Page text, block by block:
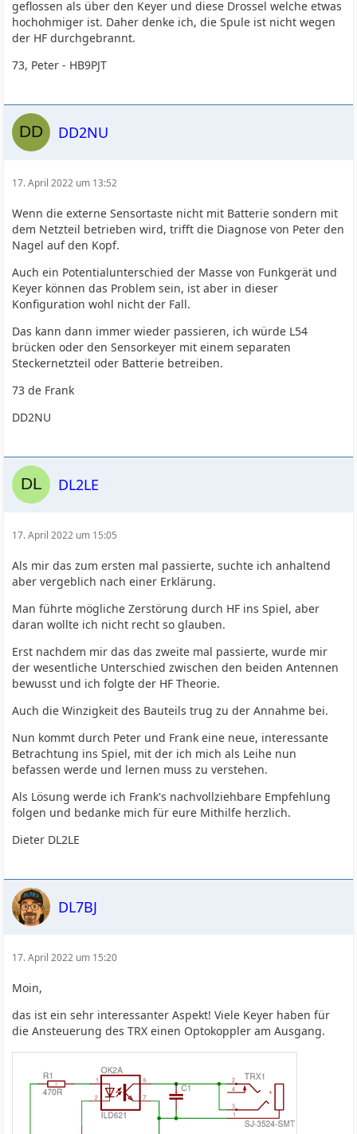
geflossen als über den Keyer und diese Drossel welche etwas
hochohmiger ist. Daher denke ich, die Spule ist nicht wegen
der HF durchgebrannt.
73, Peter - HB9PJT
DD2NU
17. April 2022 um 13:52
Wenn die externe Sensortaste nicht mit Batterie sondern mit
dem Netzteil betrieben wird, trifft die Diagnose von Peter den
Nagel auf den Kopf.
Auch ein Potentialunterschied der Masse von Funkgerät und
Keyer können das Problem sein, ist aber in dieser
Konfiguration wohl nicht der Fall.
Das kann dann immer wieder passieren, ich würde L54
brücken oder den Sensorkeyer mit einem separaten
Steckernetzteil oder Batterie betreiben.
73 de Frank
DD2NU
DL2LE
17. April 2022 um 15:05
Als mir das zum ersten mal passierte, suchte ich anhaltend
aber vergeblich nach einer Erklärung.
Man führte mögliche Zerstörung durch HF ins Spiel, aber
daran wollte ich nicht recht so glauben.
Erst nachdem mir das das zweite mal passierte, wurde mir
der wesentliche Unterschied zwischen den beiden Antennen
bewusst und ich folgte der HF Theorie.
Auch die Winzigkeit des Bauteils trug zu der Annahme bei.
Nun kommt durch Peter und Frank eine neue, interessante
Betrachtung ins Spiel, mit der ich mich als Leihe nun
befassen werde und lernen muss zu verstehen.
Als Lösung werde ich Frank's nachvollziehbare Empfehlung
folgen und bedanke mich für eure Mithilfe herzlich.
Dieter DL2LE
DL7BJ
17. April 2022 um 15:20
Moin,
das ist ein sehr interessanter Aspekt! Viele Keyer haben für
die Ansteuerung des TRX einen Optokoppler am Ausgang.